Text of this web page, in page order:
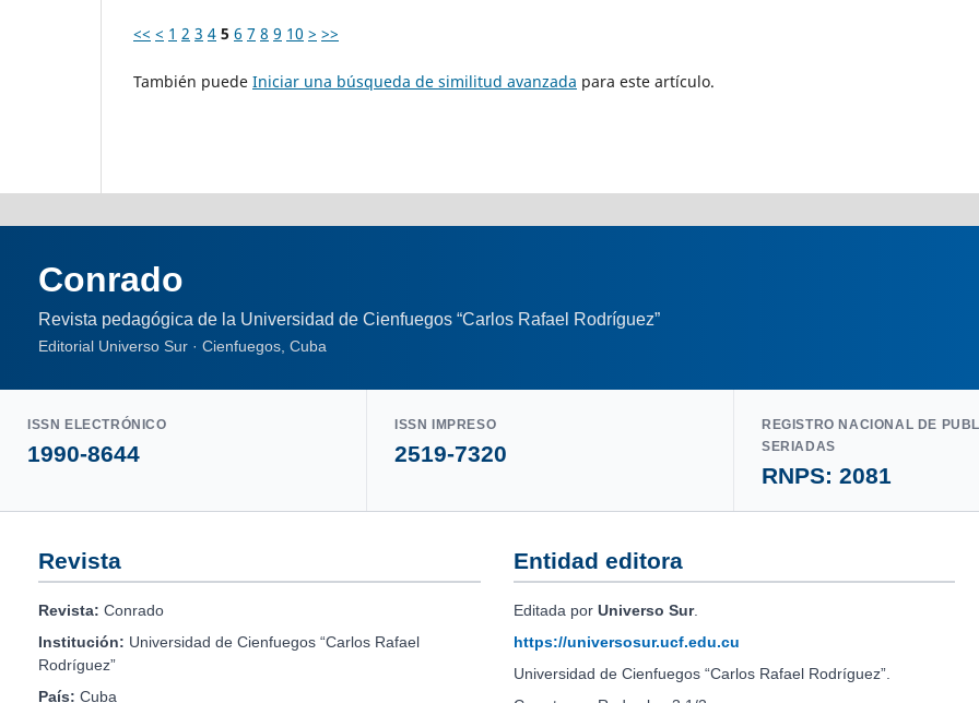
<< < 1 2 3 4 5 6 7 8 9 10 > >>
También puede Iniciar una búsqueda de similitud avanzada para este artículo.
Conrado
Revista pedagógica de la Universidad de Cienfuegos “Carlos Rafael Rodríguez”
Editorial Universo Sur · Cienfuegos, Cuba
ISSN ELECTRÓNICO
1990-8644
ISSN IMPRESO
2519-7320
REGISTRO NACIONAL DE
SERIADAS
RNPS: 2081
Revista
Revista: Conrado
Institución: Universidad de Cienfuegos “Carlos Rafael
Rodríguez”
País: Cuba
Entidad editora
Editada por Universo Sur.
https://universosur.ucf.edu.cu
Universidad de Cienfuegos “Carlos Rafael Rodríguez”.